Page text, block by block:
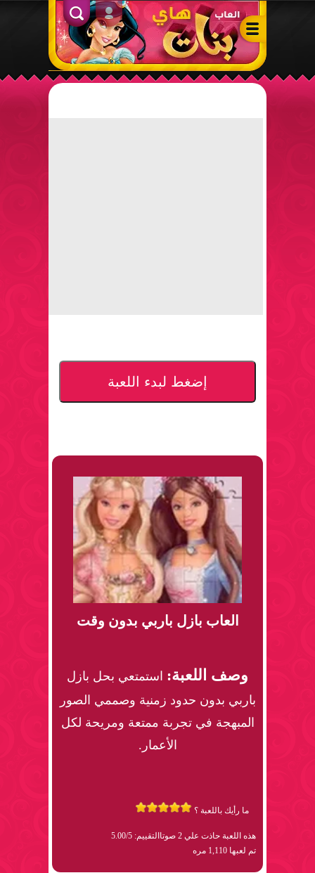
ألعاب بنات هاي – أفضل ألعاب تلبيس، مكياج، طبخ وأنشطة ممتعة
الدخول
إضغط لبدء اللعبة
العاب بازل باربي بدون وقت
وصف اللعبة: استمتعي بحل بازل
باربي بدون حدود زمنية وصممي الصور
المبهجة في تجربة ممتعة ومريحة لكل
الأعمار.
ما رأيك باللعبة ؟
هذه اللعبة حاذت علي 2 صوتا
التقييم: 5.00/5
تم لعبها 1,110 مره